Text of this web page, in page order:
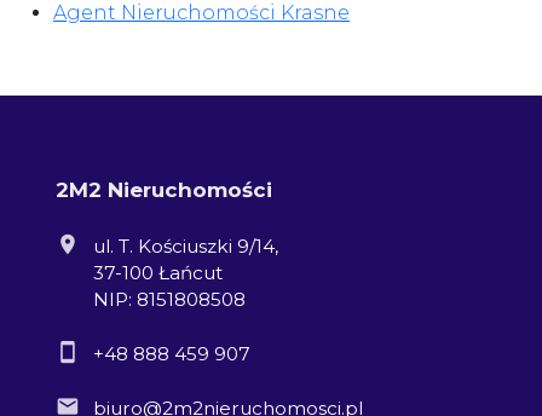
Agent Nieruchomości Krasne
2M2 Nieruchomości
ul. T. Kościuszki 9/14,
37-100 Łańcut
NIP: 8151808508
+48 888 459 907
biuro@2m2nieruchomosci.pl